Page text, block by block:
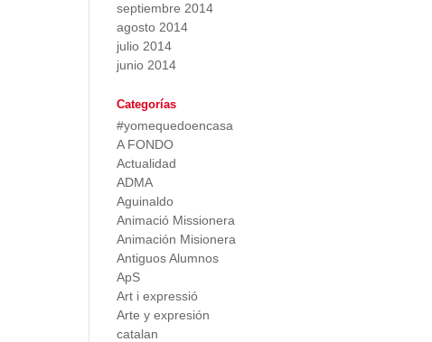
septiembre 2014
agosto 2014
julio 2014
junio 2014
Categorías
#yomequedoencasa
A FONDO
Actualidad
ADMA
Aguinaldo
Animació Missionera
Animación Misionera
Antiguos Alumnos
ApS
Art i expressió
Arte y expresión
catalan